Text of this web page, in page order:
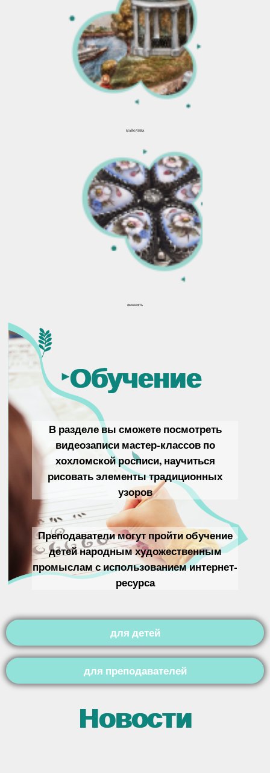
МАЙОЛИКА
ФИНИФТЬ
Обучение
В разделе вы сможете посмотреть
видеозаписи мастер-классов по
хохломской росписи, научиться
рисовать элементы традиционных
узоров
Преподаватели могут пройти обучение
детей народным художественным
промыслам с использованием интернет-
ресурса
для детей
для преподавателей
Новости